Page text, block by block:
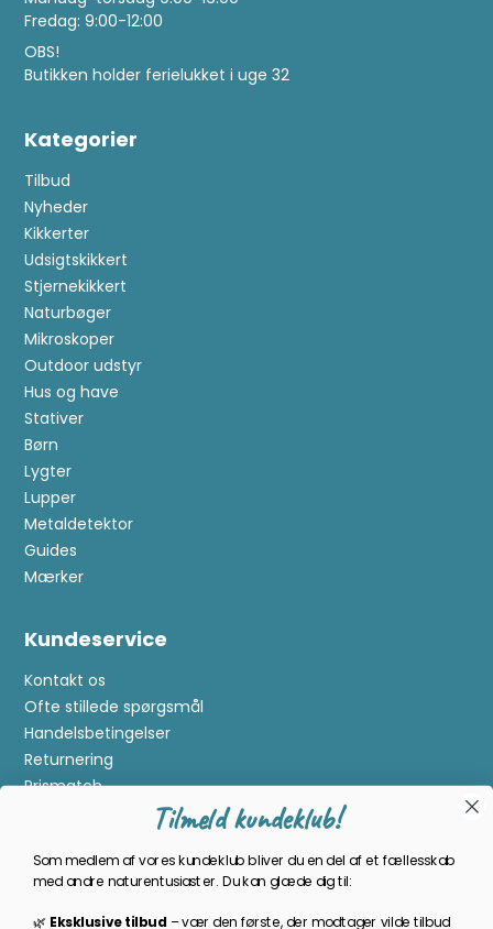
Fredag: 9:00-12:00
OBS!
Butikken holder ferielukket i uge 32
Kategorier
Tilbud
Nyheder
Kikkerter
Udsigtskikkert
Stjernekikkert
Naturbøger
Mikroskoper
Outdoor udstyr
Hus og have
Stativer
Børn
Lygter
Lupper
Metaldetektor
Guides
Mærker
Kundeservice
Kontakt os
Ofte stillede spørgsmål
Handelsbetingelser
Returnering
Prismatch
Om Kikkertland
Tilmeld kundeklub!
Som medlem af vores kundeklub bliver du en del af et fællesskab
med andre naturentusiaster. Du kan glæde dig til:
🌿 Eksklusive tilbud –vær den første, der modtager vilde tilbud